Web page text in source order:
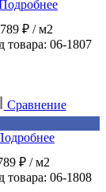
₽ / м2
товара: 06-1807
Сравнение
₽ / м2
товара: 06-1808